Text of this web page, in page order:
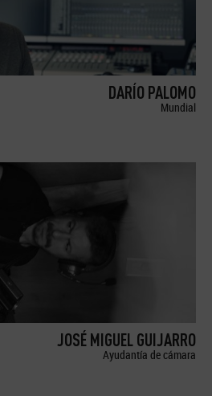
DARÍO PALOMO
Mundial
JOSÉ MIGUEL GUIJARRO
Ayudantía de cámara